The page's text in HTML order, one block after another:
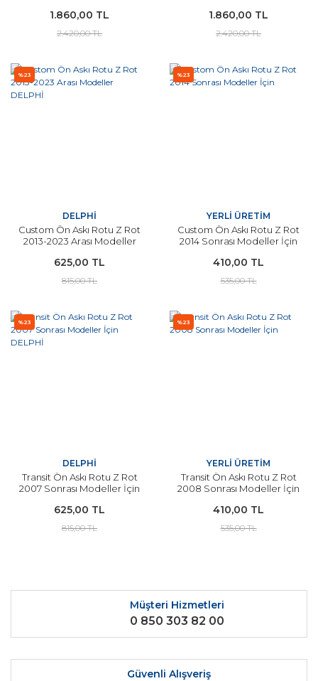
1.860,00 TL
2.420,00 TL
1.860,00 TL
2.420,00 TL
%23
DELPHİ
Custom Ön Askı Rotu Z Rot
2013-2023 Arası Modeller
625,00 TL
815,00 TL
%23
YERLİ ÜRETİM
Custom Ön Askı Rotu Z Rot
2014 Sonrası Modeller İçin
410,00 TL
535,00 TL
%23
DELPHİ
Transit Ön Askı Rotu Z Rot
2007 Sonrası Modeller İçin
625,00 TL
815,00 TL
%23
YERLİ ÜRETİM
Transit Ön Askı Rotu Z Rot
2008 Sonrası Modeller İçin
410,00 TL
535,00 TL
Müşteri Hizmetleri
0 850 303 82 00
Güvenli Alışveriş